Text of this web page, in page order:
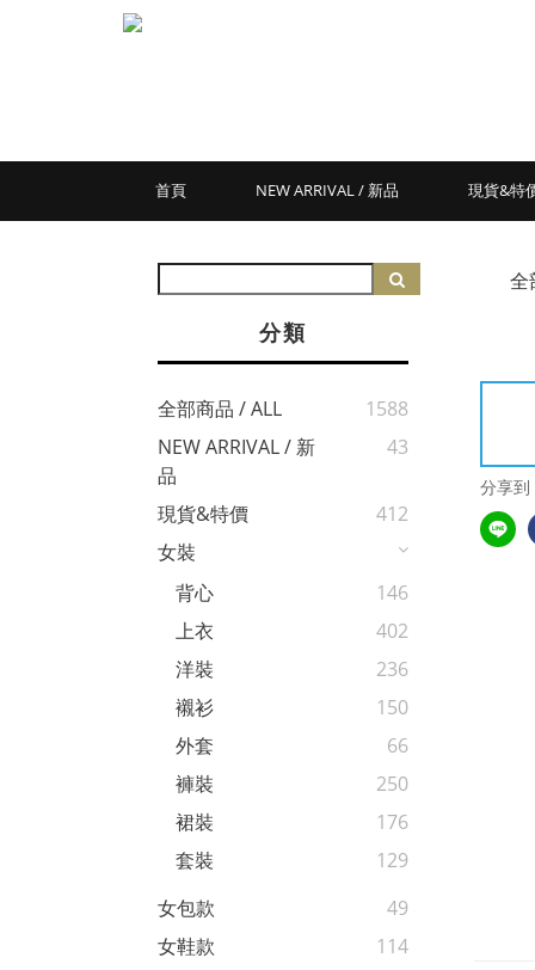
首頁 NEW ARRIVAL / 新品 現貨&特
分類
全部商品 / ALL
1588
NEW ARRIVAL / 新
品
43
現貨&特價
412
女裝
背心
146
上衣
402
洋裝
236
襯衫
150
外套
66
褲裝
250
裙裝
176
套裝
129
女包款
49
女鞋款
114
全
分享到